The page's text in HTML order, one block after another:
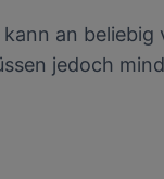
an
jedoch